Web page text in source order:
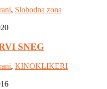
, Slobodna zona
SNEG
, KINOKLIKERI